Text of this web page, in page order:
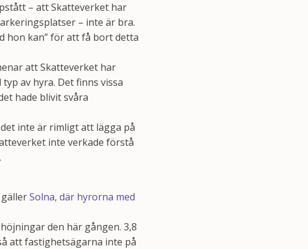
– att Skatteverket har
– inte är bra.
hon kan” för att få bort detta
att Skatteverket har
av hyra. Det finns vissa
hade blivit svåra
inte är rimligt att lägga på
inte verkade förstå
Solna, där hyrorna med
den här gången. 3,8
att fastighetsägarna inte på